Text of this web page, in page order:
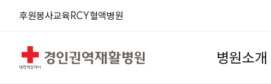
후원봉사교육 RCY혈액병원
경인권역재활병원 병원소개